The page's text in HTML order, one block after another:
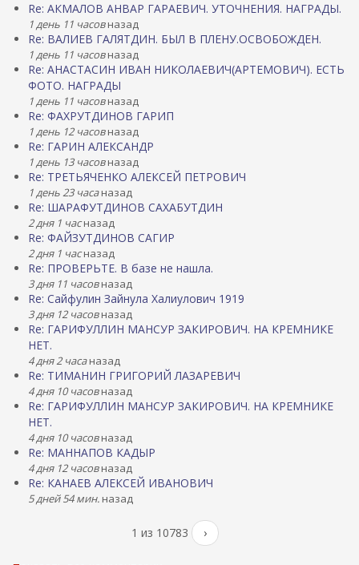
Re: АКМАЛОВ АНВАР ГАРАЕВИЧ. УТОЧНЕНИЯ. НАГРАДЫ.
1 день 11 часовназад
Re: ВАЛИЕВ ГАЛЯТДИН. БЫЛ В ПЛЕНУ.ОСВОБОЖДЕН.
1 день 11 часовназад
Re: АНАСТАСИН ИВАН НИКОЛАЕВИЧ(АРТЕМОВИЧ). ЕСТЬ
ФОТО. НАГРАДЫ
1 день 11 часовназад
Re: ФАХРУТДИНОВ ГАРИП
1 день 12 часовназад
Re: ГАРИН АЛЕКСАНДР
1 день 13 часовназад
Re: ТРЕТЬЯЧЕНКО АЛЕКСЕЙ ПЕТРОВИЧ
1 день 23 часаназад
Re: ШАРАФУТДИНОВ САХАБУТДИН
2 дня 1 часназад
Re: ФАЙЗУТДИНОВ САГИР
2 дня 1 часназад
Re: ПРОВЕРЬТЕ. В базе не нашла.
3 дня 11 часовназад
Re: Сайфулин Зайнула Халиулович 1919
3 дня 12 часовназад
Re: ГАРИФУЛЛИН МАНСУР ЗАКИРОВИЧ. НА КРЕМНИКЕ
НЕТ.
4 дня 2 часаназад
Re: ТИМАНИН ГРИГОРИЙ ЛАЗАРЕВИЧ
4 дня 10 часовназад
Re: ГАРИФУЛЛИН МАНСУР ЗАКИРОВИЧ. НА КРЕМНИКЕ
НЕТ.
4 дня 10 часовназад
Re: МАННАПОВ КАДЫР
4 дня 12 часовназад
Re: КАНАЕВ АЛЕКСЕЙ ИВАНОВИЧ
5 дней 54 мин. назад
1 из 10783 ›